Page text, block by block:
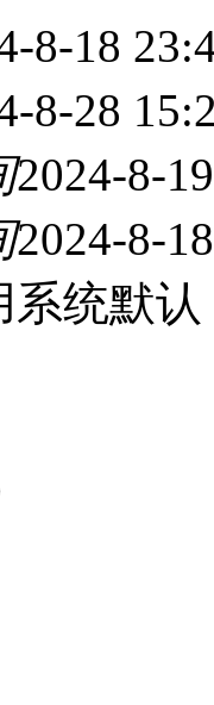
8-18
8-28
2024-8-
2024-8-
系统默认